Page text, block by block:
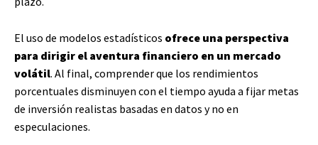
El uso de modelos estadísticos ofrece una perspectiva
para dirigir el aventura financiero en un mercado
volátil. Al final, comprender que los rendimientos
porcentuales disminuyen con el tiempo ayuda a fijar metas
de inversión realistas basadas en datos y no en
especulaciones.